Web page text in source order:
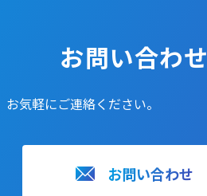
お問い合わせ
気軽にご連絡ください。
お問い合わせ